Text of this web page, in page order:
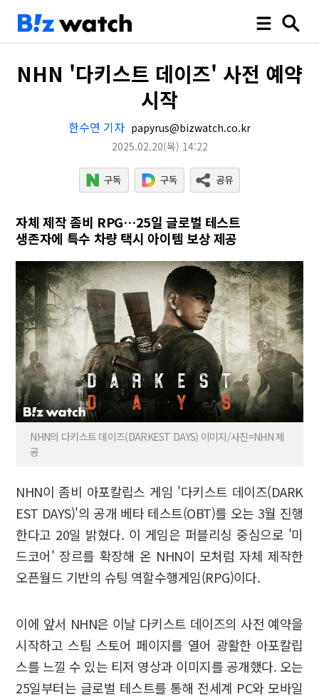
NHN '다키스트 데이즈' 사전 예약
시작
한수연 기자 papyrus@bizwatch.co.kr
2025.02.20(목) 14:22
자체 제작 좀비 RPG…25일 글로벌 테스트
생존자에 특수 차량 택시 아이템 보상 제공
NHN의 다키스트 데이즈(DARKEST DAYS) 이미지/사진=NHN 제
공
NHN이 좀비 아포칼립스 게임 '다키스트 데이즈(DARK
EST DAYS)'의 공개 베타 테스트(OBT)를 오는 3월 진행
한다고 20일 밝혔다. 이 게임은 퍼블리싱 중심으로 '미
드코어' 장르를 확장해 온 NHN이 모처럼 자체 제작한
오픈월드 기반의 슈팅 역할수행게임(RPG)이다.
이에 앞서 NHN은 이날 다키스트 데이즈의 사전 예약을
시작하고 스팀 스토어 페이지를 열어 광활한 아포칼립
스를 느낄 수 있는 티저 영상과 이미지를 공개했다. 오는
25일부터는 글로벌 테스트를 통해 전세계 PC와 모바일